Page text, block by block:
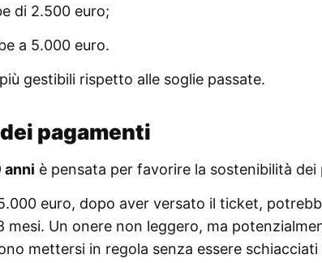
di 2.500 euro;
a 5.000 euro.
gestibili rispetto alle soglie passate.
pagamenti
anni è pensata per favorire la sostenibilità dei
euro, dopo aver versato il ticket,
mesi. Un onere non leggero, ma
mettersi in regola senza essere schiacciati